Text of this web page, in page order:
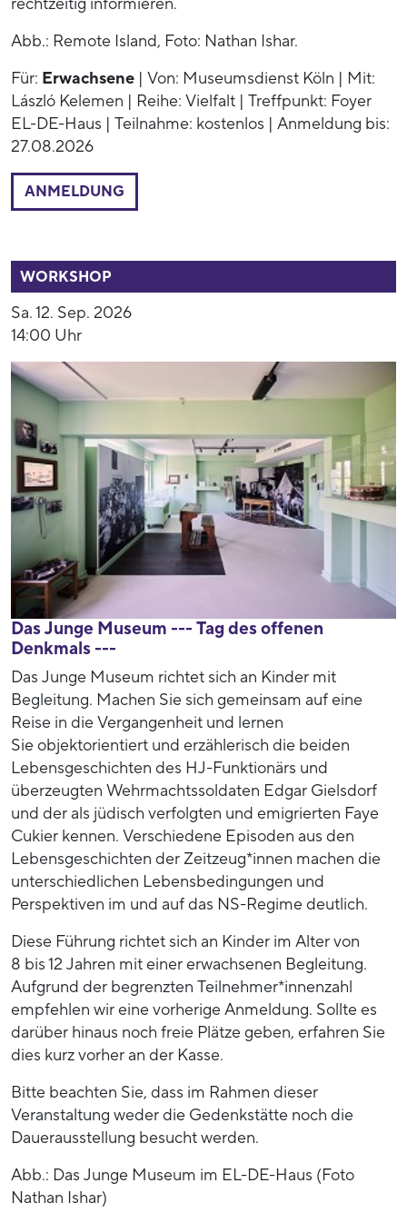
Abb.: Remote Island, Foto: Nathan Ishar.
Für: Erwachsene | Von: Museumsdienst Köln | Mit:
László Kelemen | Reihe: Vielfalt | Treffpunkt: Foyer
EL-DE-Haus | Teilnahme: kostenlos | Anmeldung bis:
27.08.2026
ANMELDUNG
WORKSHOP
Sa. 12. Sep. 2026
14:00 Uhr
Das Junge Museum --- Tag des offenen
Denkmals ---
Das Junge Museum richtet sich an Kinder mit
Begleitung. Machen Sie sich gemeinsam auf eine
Reise in die Vergangenheit und lernen
Sie objektorientiert und erzählerisch die beiden
Lebensgeschichten des HJ-Funktionärs und
überzeugten Wehrmachtssoldaten Edgar Gielsdorf
und der als jüdisch verfolgten und emigrierten Faye
Cukier kennen. Verschiedene Episoden aus den
Lebensgeschichten der Zeitzeug*innen machen die
unterschiedlichen Lebensbedingungen und
Perspektiven im und auf das NS-Regime deutlich.
Diese Führung richtet sich an Kinder im Alter von
8 bis 12 Jahren mit einer erwachsenen Begleitung.
Aufgrund der begrenzten Teilnehmer*innenzahl
empfehlen wir eine vorherige Anmeldung. Sollte es
darüber hinaus noch freie Plätze geben, erfahren Sie
dies kurz vorher an der Kasse.
Bitte beachten Sie, dass im Rahmen dieser
Veranstaltung weder die Gedenkstätte noch die
Dauerausstellung besucht werden.
Abb.: Das Junge Museum im EL-DE-Haus (Foto
Nathan Ishar)